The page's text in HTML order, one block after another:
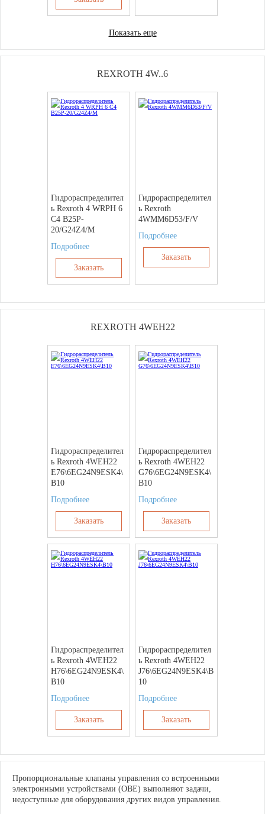
Показать еще
REXROTH 4W..6
Гидрораспределител
ь Rexroth 4 WRPH 6
C4 B25P-
20/G24Z4/M
Подробнее
Заказать
Гидрораспределител
ь Rexroth
4WMM6D53/F/V
Подробнее
Заказать
REXROTH 4WEH22
Гидрораспределител
ь Rexroth 4WEH22
E76\6EG24N9ESK4\
B10
Подробнее
Заказать
Гидрораспределител
ь Rexroth 4WEH22
G76\6EG24N9ESK4\
B10
Подробнее
Заказать
Гидрораспределител
ь Rexroth 4WEH22
H76\6EG24N9ESK4\
B10
Подробнее
Заказать
Гидрораспределител
ь Rexroth 4WEH22
J76\6EG24N9ESK4\B
10
Подробнее
Заказать
Пропорциональные клапаны управления со встроенными
электронными устройствами (OBE) выполняют задачи,
недоступные для оборудования других видов управления.